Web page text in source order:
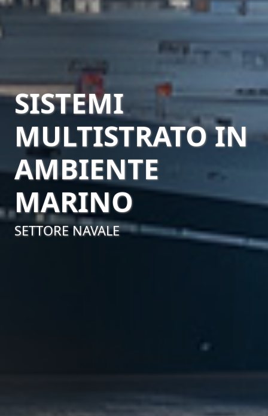
SISTEMI
MULTISTRATO IN
AMBIENTE
MARINO
SETTORE NAVALE